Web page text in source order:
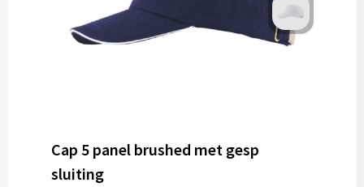
Cap 5 panel brushed met gesp
sluiting